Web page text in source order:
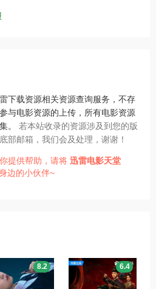
下载资源相关资源查询服务，不存
与电影资源的上传，所有电影资源
。 若本站收录的资源涉及到您的版
部邮箱，我们会及处理，谢谢！
提供帮助，请将 迅雷电影天堂
边的小伙伴~
8.2 6.4